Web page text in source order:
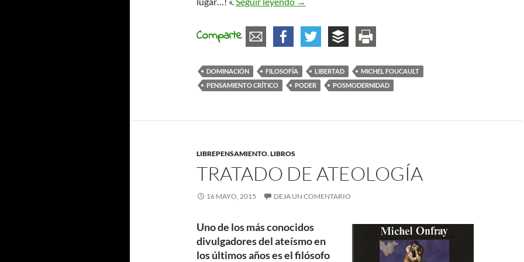
Comparte
DOMINACIÓN FILOSOFÍA LIBERTAD
MICHEL FOUCAULT
PENSAMIENTO CRÍTICO
PODER POSMODERNIDAD
LIBREPENSAMIENTO,LIBROS
TRATADO DE ATEOLOGÍA
16 MAYO, 2015 DEJA UN COMENTARIO
Uno de los más conocidos
divulgadores del ateísmo en
los últimos años es el filósofo